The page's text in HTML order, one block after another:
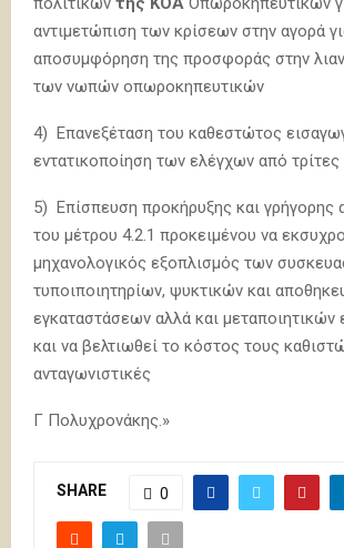
αντιμετώπιση των κρίσεων στην αγορά
αποσυμφόρηση της προσφοράς στην
των νωπών οπωροκηπευτικών
4) Επανεξέταση του καθεστώτος
εντατικοποίηση των ελέγχων από
5) Επίσπευση προκήρυξης και γρήγορης
του μέτρου 4.2.1 προκειμένου να
μηχανολογικός εξοπλισμός των
τυποιποιητηρίων, ψυκτικών και
εγκαταστάσεων αλλά και μεταποιητικών
και να βελτιωθεί το κόστος τους
ανταγωνιστικές
Γ Πολυχρονάκης.»
SHARE 0